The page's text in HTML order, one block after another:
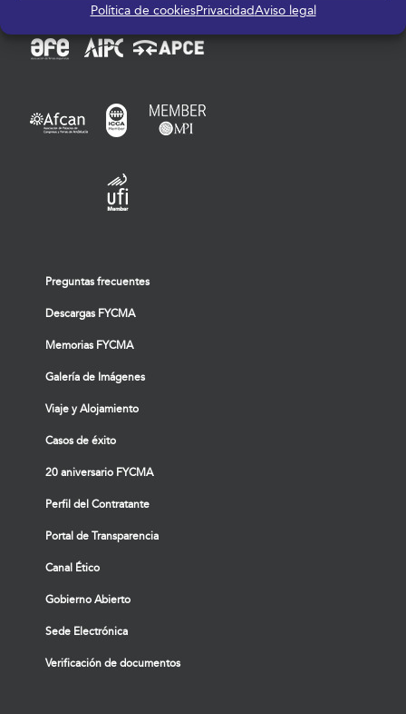
Política de cookiesPrivacidadAviso legal
Preguntas frecuentes
Descargas FYCMA
Memorias FYCMA
Galería de Imágenes
Viaje y Alojamiento
Casos de éxito
20 aniversario FYCMA
Perfil del Contratante
Portal de Transparencia
Canal Ético
Gobierno Abierto
Sede Electrónica
Verificación de documentos